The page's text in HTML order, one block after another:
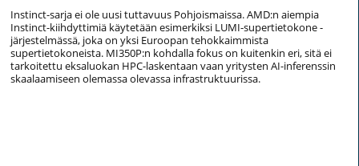
Instinct-sarja ei ole uusi tuttavuus Pohjoismaissa. AMD:n aiempia
Instinct-kiihdyttimiä käytetään esimerkiksi LUMI-super­tietokone -
järjestelmässä, joka on yksi Euroopan tehokkaimmista
supertietokoneista. MI350P:n kohdalla fokus on kuitenkin eri, sitä ei
tarkoitettu eksaluokan HPC-laskentaan vaan yritysten AI-inferenssin
skaalaamiseen olemassa olevassa infrastruktuurissa.